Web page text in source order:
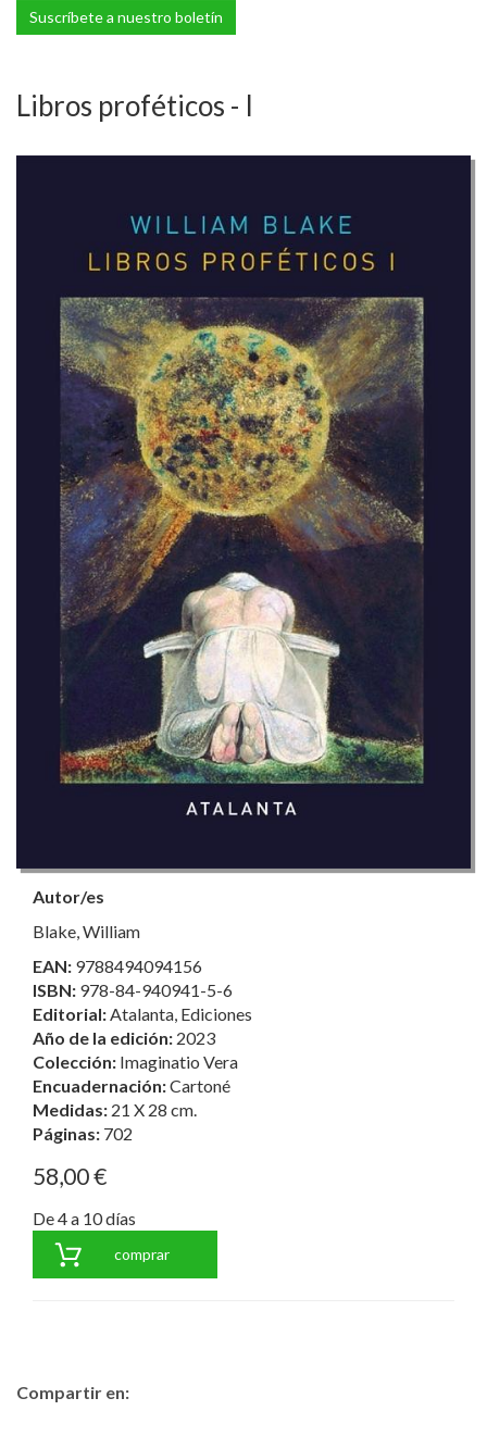
Suscríbete a nuestro boletín
Libros proféticos - I
Autor/es
Blake, William
EAN: 9788494094156
ISBN: 978-84-940941-5-6
Editorial:Atalanta, Ediciones
Año de la edición: 2023
Colección: Imaginatio Vera
Encuadernación:Cartoné
Medidas: 21 X 28 cm.
Páginas: 702
58,00 €
De 4 a 10 días
comprar
Compartir en: